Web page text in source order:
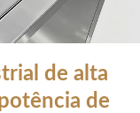
de alta
de